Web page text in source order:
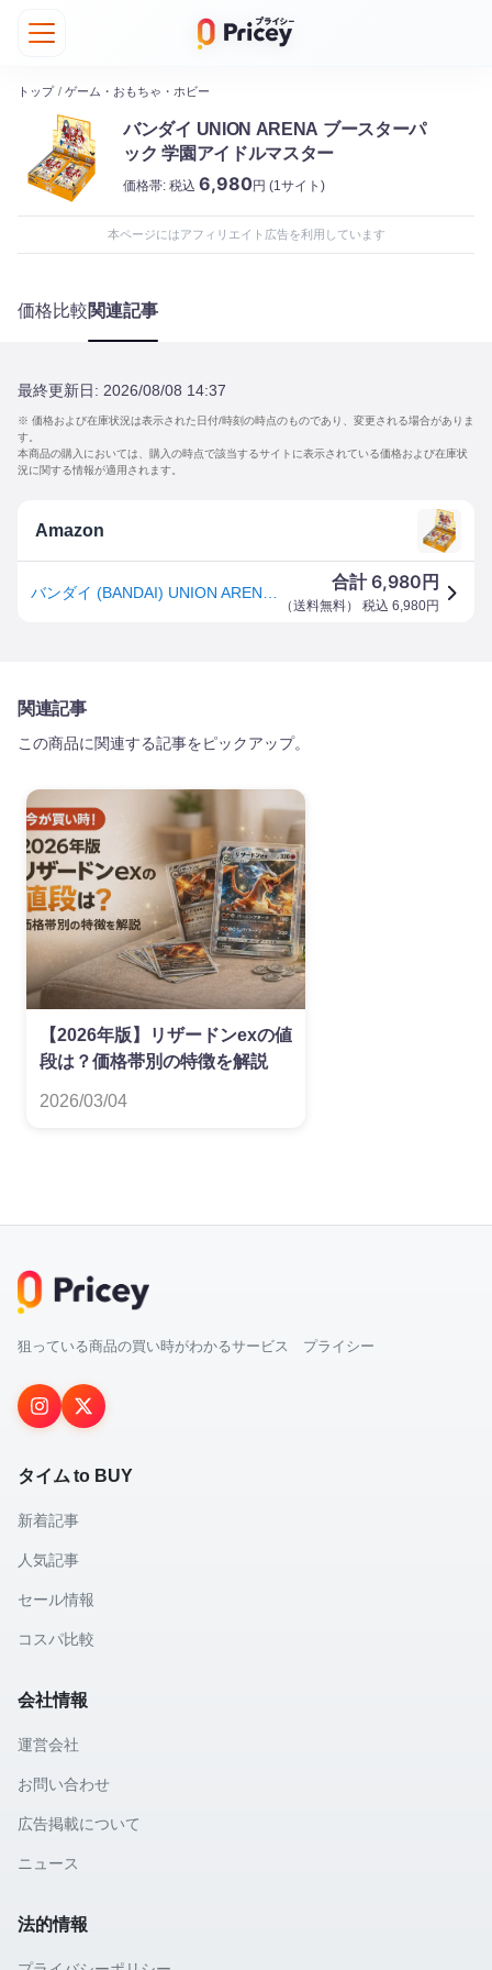
トップ / ゲーム・おもちゃ・ホビー
バンダイ UNION ARENA ブースターパ
ック 学園アイドルマスター
価格帯: 税込 6,980円 (1サイト)
本ページにはアフィリエイト広告を利用しています
価格比較関連記事
最終更新日: 2026/08/08 14:37
※ 価格および在庫状況は表示された日付/時刻の時点のものであり、変更される場合がありま
す。
本商品の購入においては、購入の時点で該当するサイトに表示されている価格および在庫状
況に関する情報が適用されます。
Amazon
合計6,980 円
（送料無料） 税込 6,980円
関連記事
この商品に関連する記事をピックアップ。
【2026年版】リザードンexの値
段は？価格帯別の特徴を解説
2026/03/04
狙っている商品の買い時がわかるサービス プライシー
タイム to BUY
新着記事
人気記事
セール情報
コスパ比較
会社情報
運営会社
お問い合わせ
広告掲載について
ニュース
法的情報